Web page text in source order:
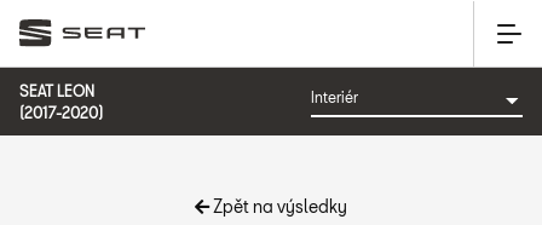
SEAT LEON
(2017-2020)
Zpět na výsledky